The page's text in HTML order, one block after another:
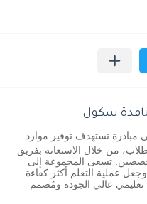
سكول
مبادرة تستهدف توفير موارد
من خلال الاستعانة بفريق
تسعى المجموعة إلى
عملية التعلم أكثر كفاءة
عالي الجودة ومُصمم